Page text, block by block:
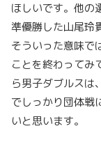
ほしいです。他の
準優勝した山尾玲
そういった意味で
ことを終わってみ
ら男子ダブルスは
でしっかり団体戦
いと思います。